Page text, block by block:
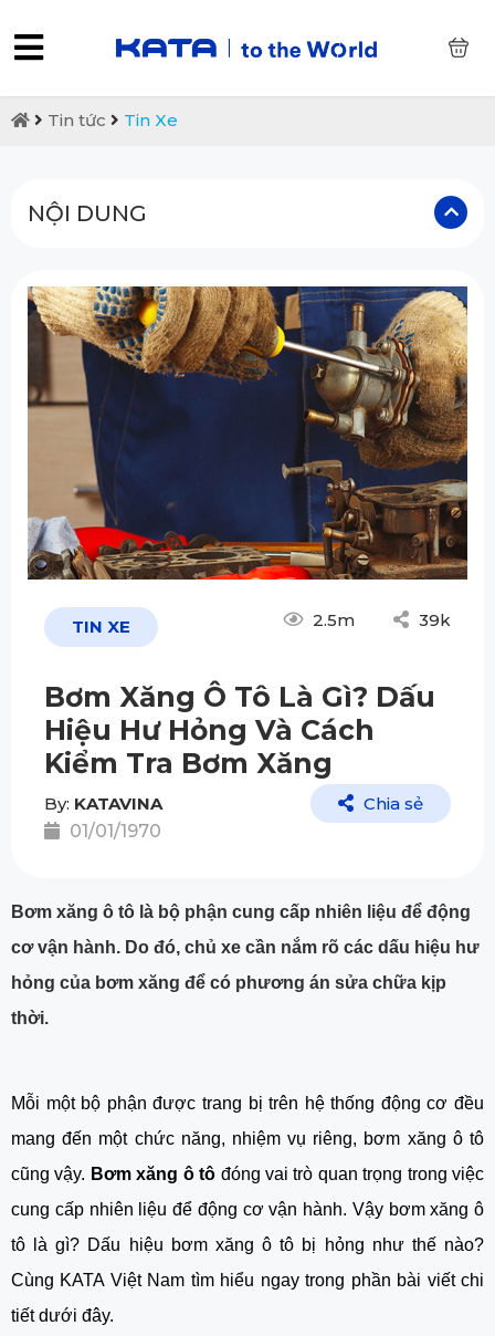
Tin tức Tin Xe
NỘI DUNG
TIN XE 2.5m 39k
Bơm Xăng Ô Tô Là Gì? Dấu
Hiệu Hư Hỏng Và Cách
Kiểm Tra Bơm Xăng
By: KATAVINA
01/01/1970
Chia sẻ
Bơm xăng ô tô là bộ phận cung cấp nhiên liệu để động
cơ vận hành. Do đó, chủ xe cần nắm rõ các dấu hiệu hư
hỏng của bơm xăng để có phương án sửa chữa kịp
thời.
Mỗi một bộ phận được trang bị trên hệ thống động cơ đều
mang đến một chức năng, nhiệm vụ riêng, bơm xăng ô tô
cũng vậy. Bơm xăng ô tô đóng vai trò quan trọng trong việc
cung cấp nhiên liệu để động cơ vận hành. Vậy bơm xăng ô
tô là gì? Dấu hiệu bơm xăng ô tô bị hỏng như thế nào?
Cùng KATA Việt Nam tìm hiểu ngay trong phần bài viết chi
tiết dưới đây.